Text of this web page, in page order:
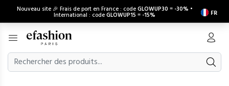
Nouveau site 🎉 Frais de port en France : codeGLOWUP30 = -30% •
International : codeGLOWUP15 = -15% FR